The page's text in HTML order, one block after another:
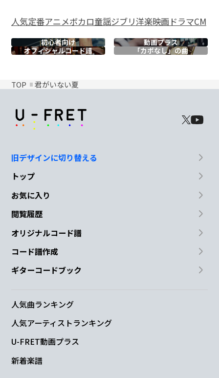
人気定番アニメボカロ童謡ジブリ洋楽映画ドラマCM
初心者向け
動画プラス
オフィシャルコード譜 「カポなし」の曲
TOP 君がいない夏
旧デザインに切り替える
トップ
お気に入り
閲覧履歴
オリジナルコード譜
コード譜作成
ギターコードブック
人気曲ランキング
人気アーティストランキング
U-FRET動画プラス
新着楽譜